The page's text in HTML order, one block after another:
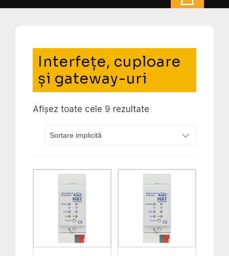
Interfețe, cuploare
și gateway-uri
Afișez toate cele 9 rezultate